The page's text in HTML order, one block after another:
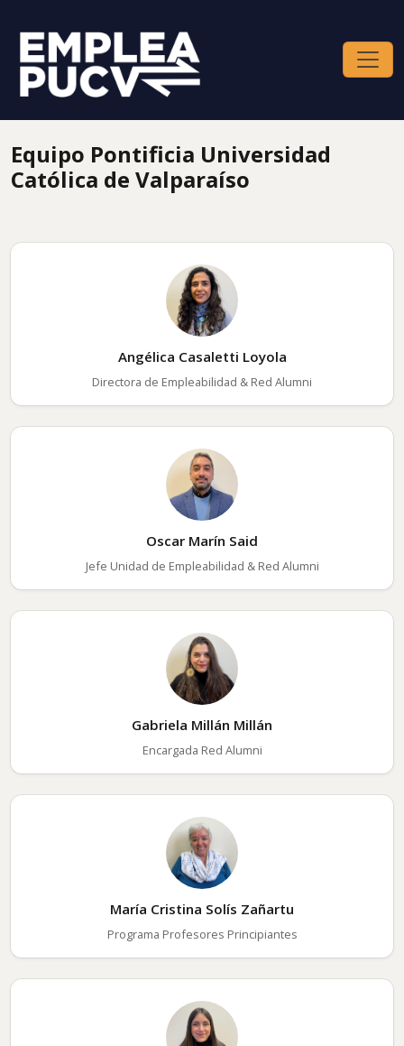
Equipo Pontificia Universidad
Católica de Valparaíso
Angélica Casaletti Loyola
Directora de Empleabilidad & Red Alumni
Oscar Marín Said
Jefe Unidad de Empleabilidad & Red Alumni
Gabriela Millán Millán
Encargada Red Alumni
María Cristina Solís Zañartu
Programa Profesores Principiantes